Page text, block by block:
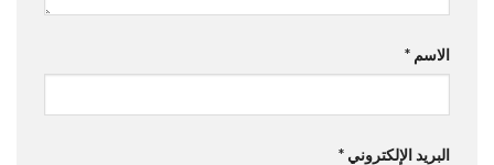
الاسم *
البريد الإلكتروني *